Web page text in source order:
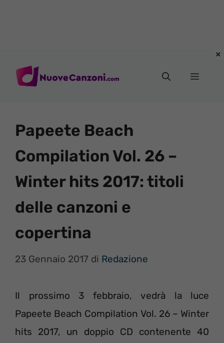
Menu
Papeete Beach
Compilation Vol. 26 –
Winter hits 2017: titoli
delle canzoni e
copertina
23 Gennaio 2017 di Redazione
Il prossimo 3 febbraio, vedrà la luce
Papeete Beach Compilation Vol. 26 – Winter
hits 2017, un doppio CD contenente 40